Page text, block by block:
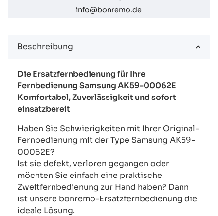
info@bonremo.de
Beschreibung
Die Ersatzfernbedienung für Ihre
Fernbedienung Samsung AK59-00062E
Komfortabel, Zuverlässigkeit und sofort
einsatzbereit
Haben Sie Schwierigkeiten mit Ihrer Original-
Fernbedienung mit der Type Samsung AK59-
00062E?
Ist sie defekt, verloren gegangen oder
möchten Sie einfach eine praktische
Zweitfernbedienung zur Hand haben? Dann
ist unsere bonremo-Ersatzfernbedienung die
ideale Lösung.